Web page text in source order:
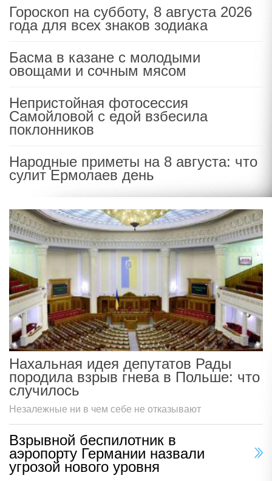
Гороскоп на субботу, 8 августа 2026
года для всех знаков зодиака
Басма в казане с молодыми
овощами и сочным мясом
Непристойная фотосессия
Самойловой с едой взбесила
поклонников
Народные приметы на 8 августа: что
сулит Ермолаев день
Нахальная идея депутатов Рады
породила взрыв гнева в Польше: что
случилось
Незалежные ни в чем себе не отказывают
Взрывной беспилотник в
аэропорту Германии назвали
угрозой нового уровня